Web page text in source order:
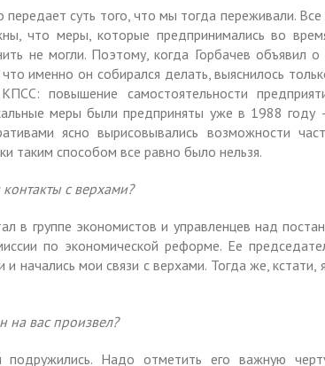
суть того, что мы тогда переживали.
что меры, которые предпринимались во
не могли. Поэтому, когда Горбачев объявил
именно он собирался делать, выяснилось
повышение самостоятельности
меры были предприняты уже в 1988 году
ясно вырисовывались возможности
таким способом все равно было нельзя.
с верхами?
в группе экономистов и управленцев над
по экономической реформе. Ее
начались мои связи с верхами. Тогда же, кстати,
на вас произвел?
Надо отметить его важную